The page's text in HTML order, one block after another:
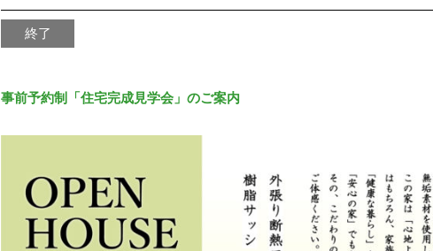
終了
事前予約制「住宅完成見学会」のご案内